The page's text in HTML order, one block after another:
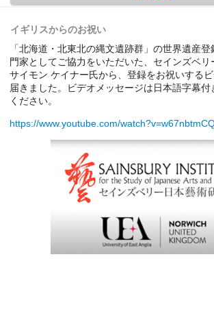
イギリスからのお祝い
「北海道・北東北の縄文遺跡群」の世界遺産
門家としてご協力をいただいた、セインズベ
サイモン ケイナー氏から、登録をお祝いする
届きました。ビデオメッセージは日本語字幕
ください。
https://www.youtube.com/